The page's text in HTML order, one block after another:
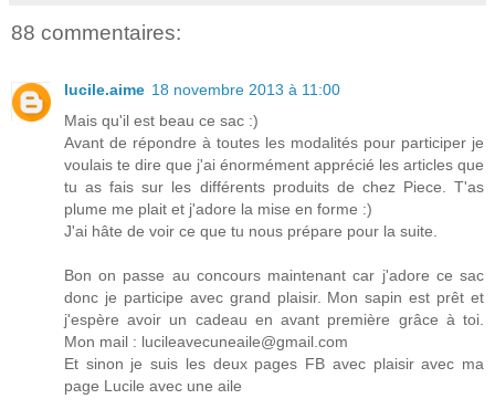
88 commentaires:
lucile.aime 18 novembre 2013 à 11:00
Mais qu'il est beau ce sac :)
Avant de répondre à toutes les modalités pour participer je
voulais te dire que j'ai énormément apprécié les articles que
tu as fais sur les différents produits de chez Piece. T'as
plume me plait et j'adore la mise en forme :)
J'ai hâte de voir ce que tu nous prépare pour la suite.
Bon on passe au concours maintenant car j'adore ce sac
donc je participe avec grand plaisir. Mon sapin est prêt et
j'espère avoir un cadeau en avant première grâce à toi.
Mon mail : lucileavecuneaile@gmail.com
Et sinon je suis les deux pages FB avec plaisir avec ma
page Lucile avec une aile